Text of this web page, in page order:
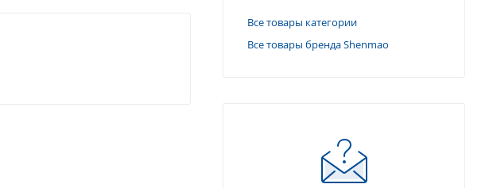
Все товары категории
Все товары бренда Shenmao